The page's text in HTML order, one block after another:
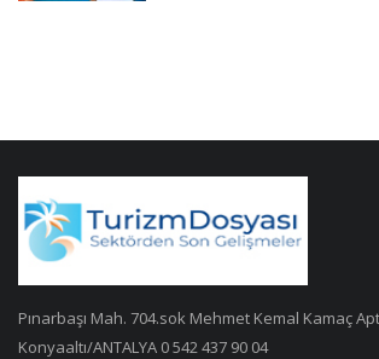
Pınarbaşı Mah. 704.sok Mehmet Kemal Kamaç
Konyaaltı/ANTALYA 0 542 437 90 04